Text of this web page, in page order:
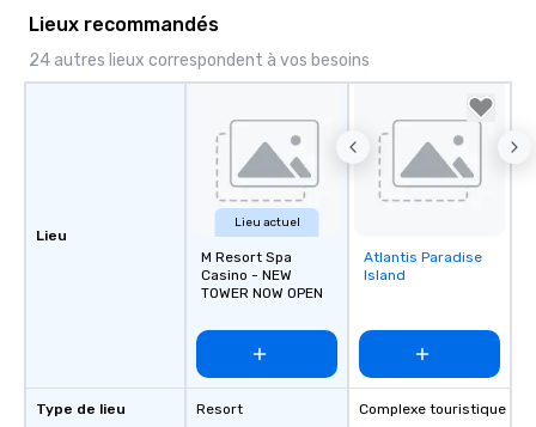
Lieux recommandés
24 autres lieux correspondent à vos besoins
Lieu
Type de lieu
Lieu actuel
M Resort Spa
Casino - NEW
TOWER NOW OPEN
Resort
Removed from
favorites
Atlantis Paradise
Island
Complexe touristique